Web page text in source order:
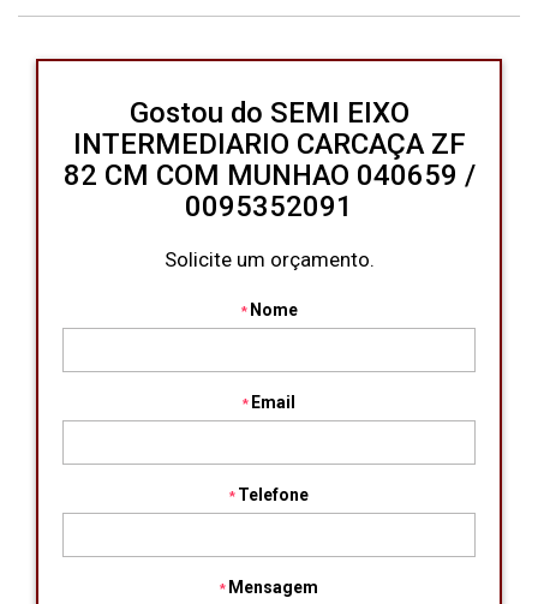
Gostou do SEMI EIXO
INTERMEDIARIO CARCAÇA ZF
82 CM COM MUNHAO 040659 /
0095352091
Solicite um orçamento.
Nome
Email
Telefone
Mensagem